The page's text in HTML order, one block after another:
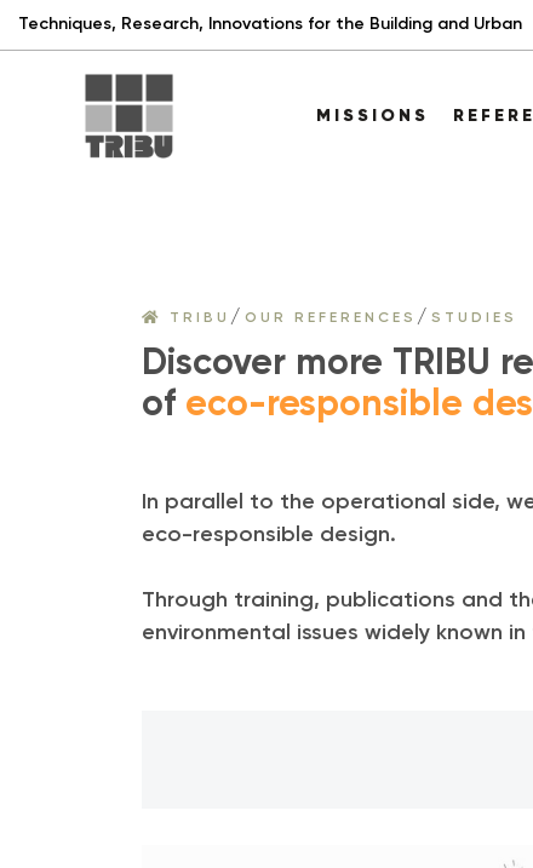
Techniques, Research, Innovations for the Building and Urban
MISSIONS
TRIBU / OUR REFERENCES / STUDIES
Discover more TRIBU
of eco-responsible
In parallel to the operational side,
eco-responsible design.
Through training, publications and
environmental issues widely known